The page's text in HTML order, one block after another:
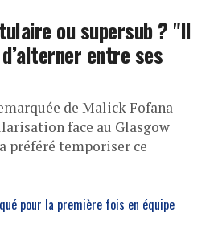
ou supersub ? "Il
entre ses
de Malick Fofana
face au Glasgow
préféré temporiser ce